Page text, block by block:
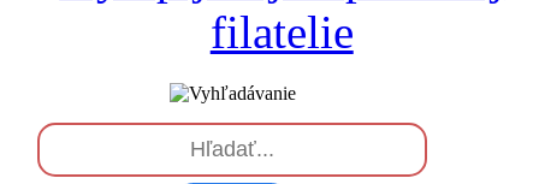
filatelie